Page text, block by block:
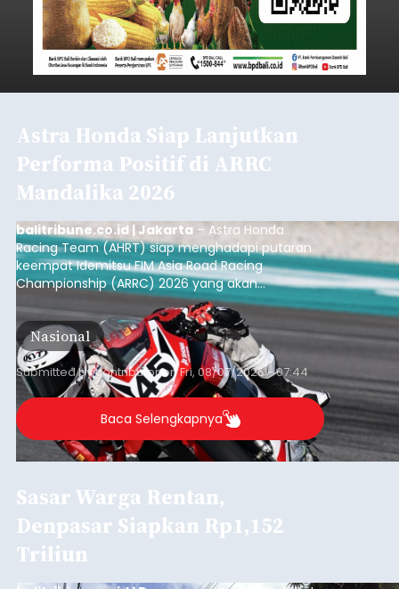
Astra Honda Siap Lanjutkan
Performa Positif di ARRC
Mandalika 2026
balitribune.co.id | Jakarta – Astra Honda
Racing Team (AHRT) siap menghadapi putaran
keempat Idemitsu FIM Asia Road Racing
Championship (ARRC) 2026 yang akan
berlangsung di Pertamina Mandalika
International Circuit, Lombok, Nusa Tenggara
Barat, pada 7–9 Agustus 2026.
Nasional
Submitted bycontributoronFri, 08/07/2026 - 07:44
Baca Selengkapnya
Sasar Warga Rentan,
Denpasar Siapkan Rp1,152
Triliun